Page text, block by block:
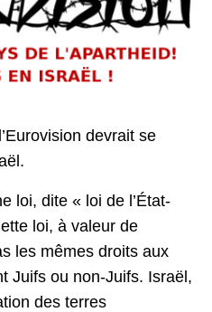
devrait se
loi, dite « loi de l’État-
loi, à valeur de
les mêmes droits aux
Juifs ou non-Juifs. Israël,
des terres